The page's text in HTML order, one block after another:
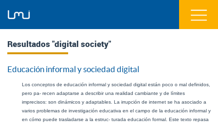
Resultados "digital society"
Educación informal y sociedad digital
Los conceptos de educación informal y sociedad digital están poco o mal definidos,
pero pa- recen adaptarse a describir una realidad cambiante y de límites
imprecisos: son dinámicos y adaptables. La irrupción de internet se ha asociado a
varios problemas de investigación educativa en el campo de la educación informal y
en cómo puede trasladarse a la estruc- turada educación formal. Este texto repasa